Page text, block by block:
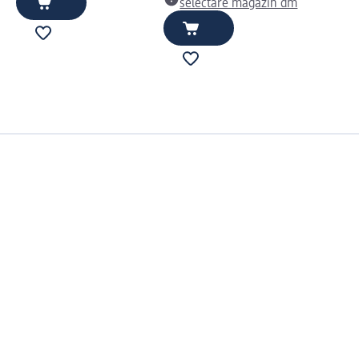
selectare magazin dm